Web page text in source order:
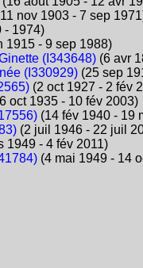
nov 1903 - 7 sep
- 1974)
1915 - 9 sep 1988)
(I343648)(6 avr
(I330929)(25 sep
(2 oct 1927 - 2 fév
oct 1935 - 10 fév 2003)
(14 fév 1940 - 19
(2 juil 1946 - 22 juil
1949 - 4 fév 2011)
(4 mai 1949 - 14